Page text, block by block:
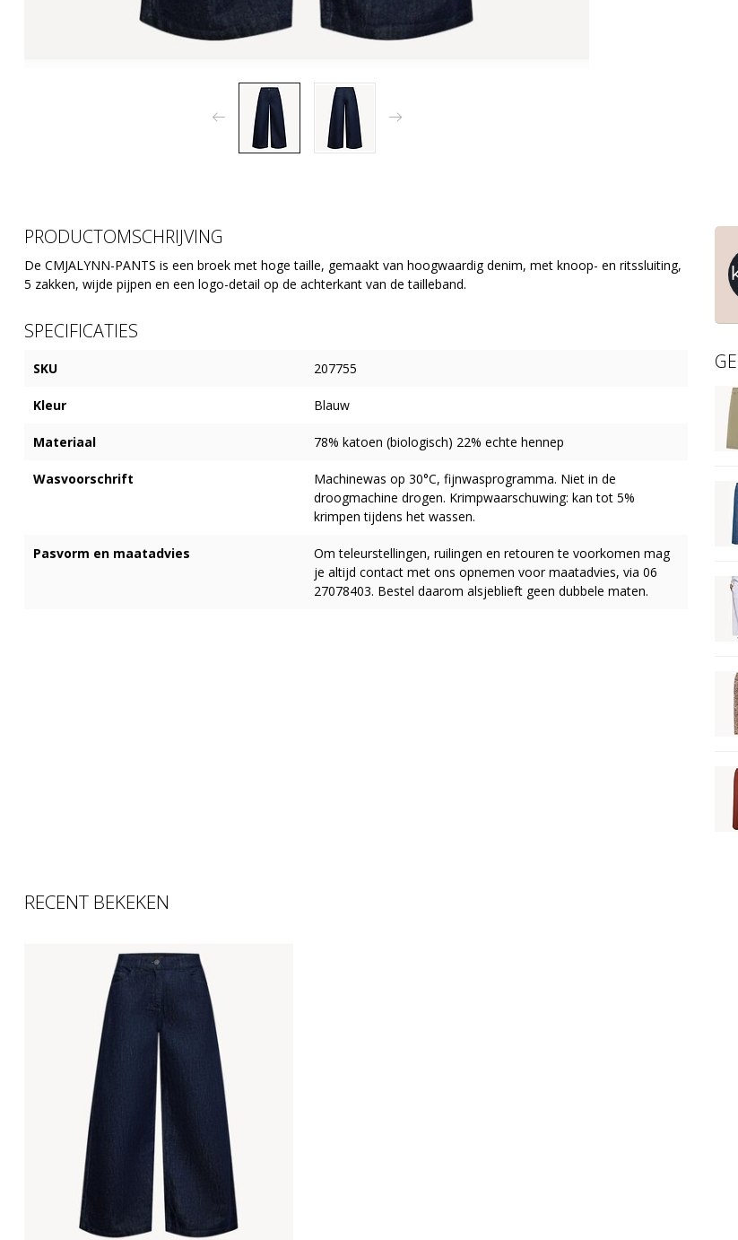
PRODUCTOMSCHRIJVING
De CMJALYNN-PANTS is een broek met hoge taille, gemaakt van hoogwaardig denim, met knoop- en ritssluiting,
5 zakken, wijde pijpen en een logo-detail op de achterkant van de tailleband.
SPECIFICATIES
SKU 207755
Kleur Blauw
Materiaal 78% katoen (biologisch) 22% echte hennep
Wasvoorschrift
Machinewas op 30°C, fijnwasprogramma. Niet in de
droogmachine drogen. Krimpwaarschuwing: kan tot 5%
krimpen tijdens het wassen.
Pasvorm en maatadvies
Om teleurstellingen, ruilingen en retouren te voorkomen mag
je altijd contact met ons opnemen voor maatadvies, via 06
27078403. Bestel daarom alsjeblieft geen dubbele maten.
RECENT BEKEKEN